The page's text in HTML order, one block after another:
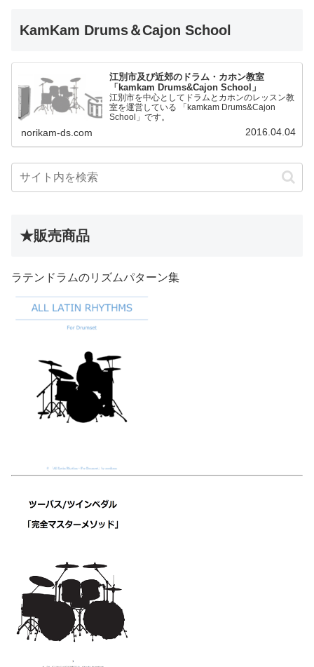
KamKam Drums＆Cajon School
江別市及び近郊のドラム・カホン教室
「kamkam Drums&Cajon School」
江別市を中心としてドラムとカホンのレッスン教
室を運営している 「kamkam Drums&Cajon
School」です。
norikam-ds.com 2016.04.04
★販売商品
ラテンドラムのリズムパターン集